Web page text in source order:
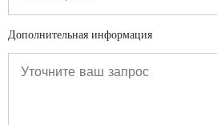
Дополнительная информация